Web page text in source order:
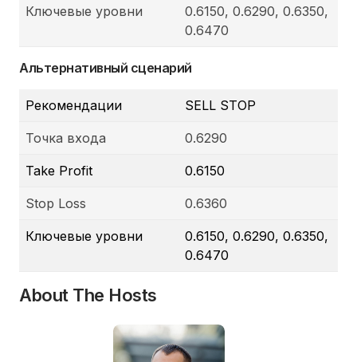
Ключевые уровни
0.6150, 0.6290, 0.6350,
0.6470
Альтернативный сценарий
Рекомендации SELL STOP
Точка входа 0.6290
Take Profit 0.6150
Stop Loss 0.6360
Ключевые уровни
0.6150, 0.6290, 0.6350,
0.6470
About The Hosts